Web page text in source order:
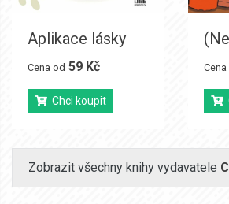
Aplikace lásky
Cena od 59 Kč
Chci koupit
Zobrazit všechny knihy vydavatele